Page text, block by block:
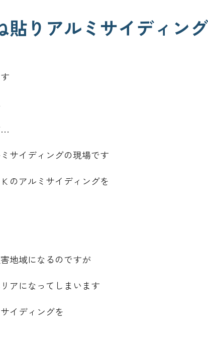
貼りアルミサイディン
…
サイディングの現場です
のアルミサイディングを
地域になるのですが
アになってしまいます
イディングを